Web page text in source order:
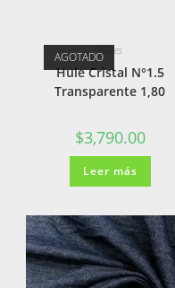
AGOTADOHules
Hule Cristal N°1.5
Transparente 1,80
$3,790.00
Leer más